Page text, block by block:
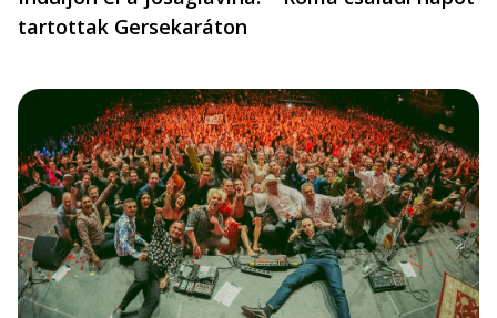
tartottak Gersekaráton